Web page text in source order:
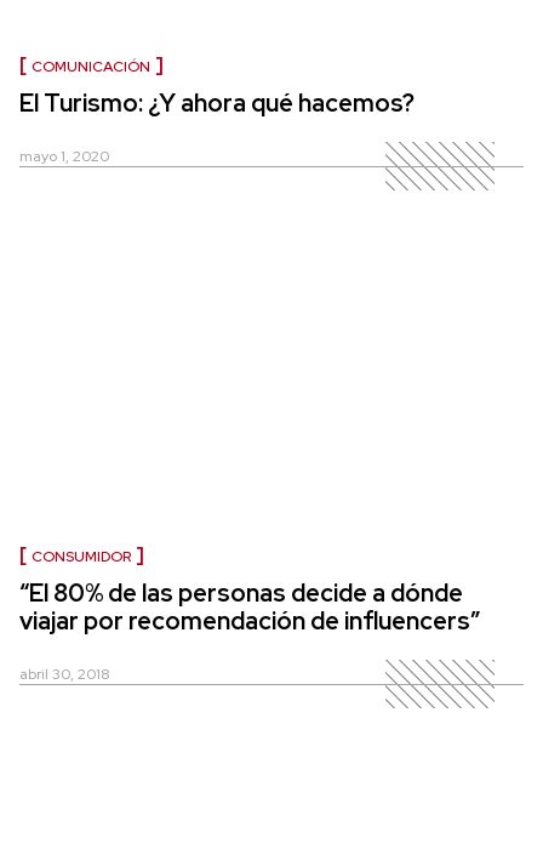
COMUNICACIÓN
El Turismo: ¿Y ahora qué hacemos?
mayo 1, 2020
CONSUMIDOR
“El 80% de las personas decide a dónde
viajar por recomendación de influencers”
abril 30, 2018